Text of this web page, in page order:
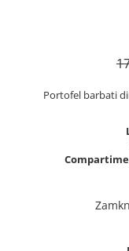
Portofel barbati